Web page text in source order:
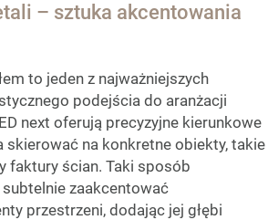
– sztuka akcentowania
to jeden z najważniejszych
podejścia do aranżacji
next oferują precyzyjne kierunkowe
skierować na konkretne obiekty, takie
faktury ścian. Taki sposób
zaakcentować
przestrzeni, dodając jej głębi